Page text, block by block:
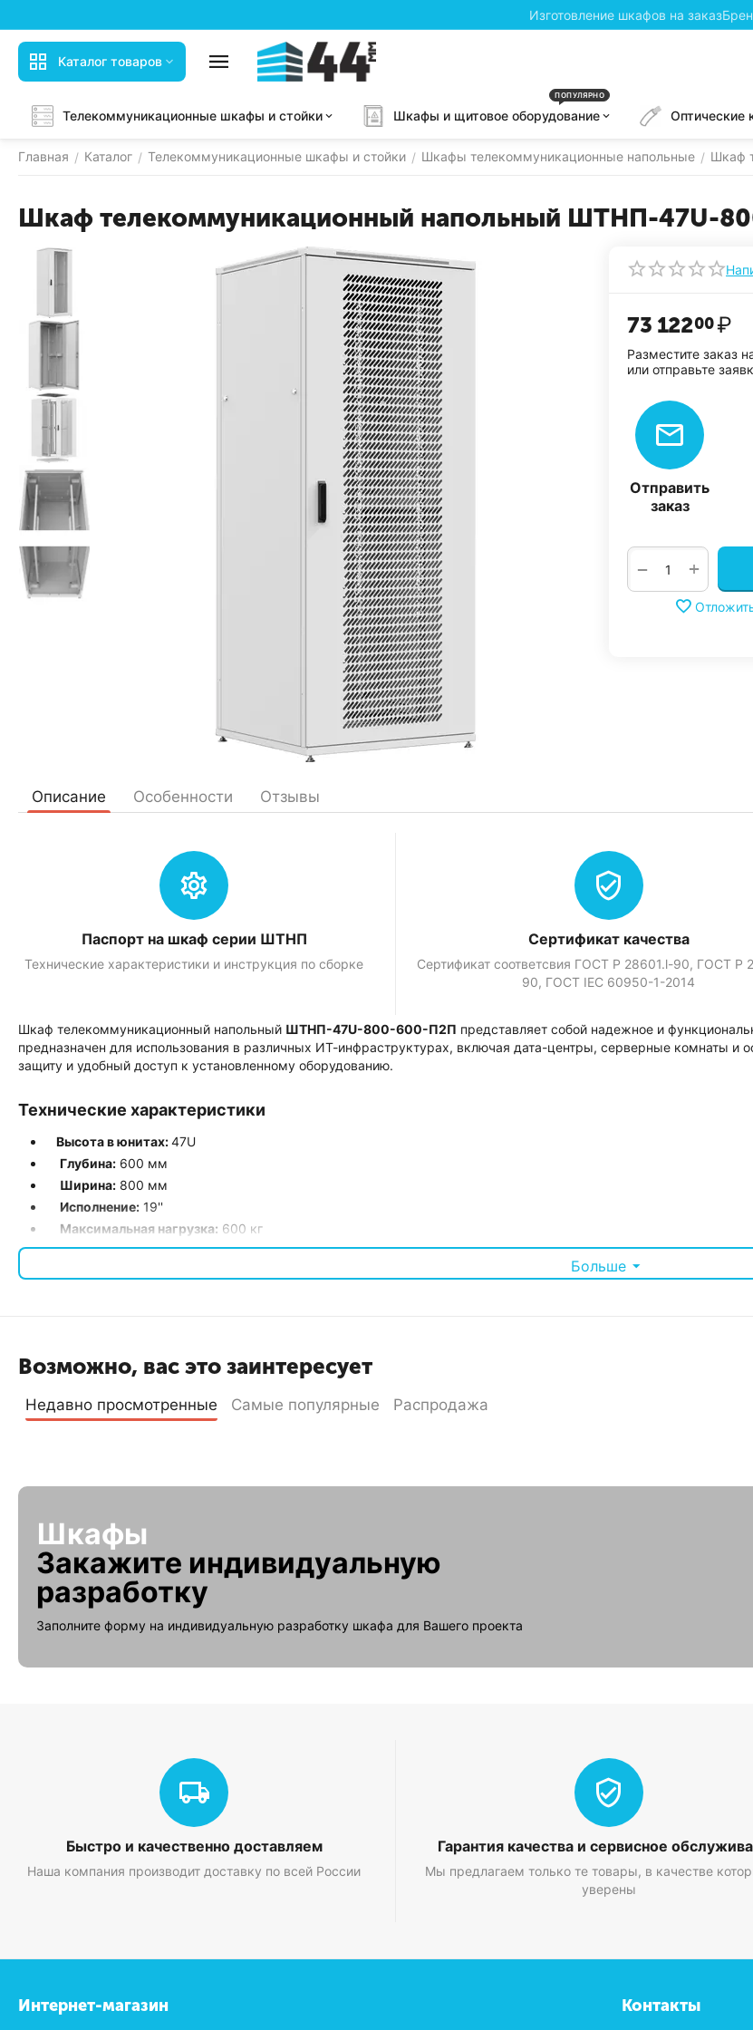
Изготовление шкафов на заказ
Каталог товаров
Телекоммуникационные шкафы и стойки Шкафы и щитовое оборудование
ПОПУЛЯРНО
Оптические
Главная / Каталог / Телекоммуникационные шкафы и стойки / Шкафы телекоммуникационные напольные / Шкаф
Шкаф телекоммуникационный напольный ШТНП-47U-
73 12200₽
Разместите заказ
или отправьте
Отправить
заказ
+
−
Описание Особенности Отзывы
Паспорт на шкаф серии ШТНП
Технические характеристики и инструкция по сборке
Сертификат качества
Сертификат соответсвия ГОСТ Р 28601.l-90, ГОСТ Р
90, ГOСТ IEC 60950-1-2014
Шкаф телекоммуникационный напольный ШТНП-47U-800-600-П2П представляет собой надежное и
предназначен для использования в различных ИТ-инфраструктурах, включая дата-центры, серверные комнаты
защиту и удобный доступ к установленному оборудованию.
Технические характеристики
Высота в юнитах:47U
Глубина: 600 мм
Ширина: 800 мм
Исполнение: 19''
Максимальная нагрузка: 600 кг
Полезная глубина:400 мм
Преимущества
Статическая нагрузка: Шкаф способен выдерживать нагрузку до 600 кг, что позволяет устанавливать в него
Телекоммуникационный шкаф ШТНП-47U-800-600-П2П
идеально подходит для компаний, которым необходимо
оборудования. Этот шкаф сочетает в себе высокое качество, прочность и удобство использования, удовлетворяя
Больше
Возможно, вас это заинтересует
Недавно просмотренные Самые популярные Распродажа
Шкафы
Закажите индивидуальную
разработку
Заполните форму на индивидуальную разработку шкафа для Вашего проекта
Быстро и качественно доставляем
Наша компания производит доставку по всей России
Гарантия качества и сервисное
Мы предлагаем только те товары, в качестве
уверены
Интернет-магазин Контакты